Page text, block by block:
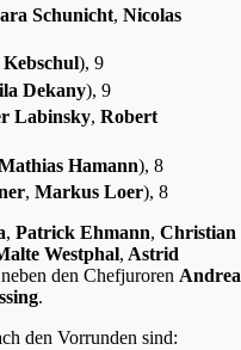
Schunicht, Nicolas
), 9
Dekany), 9
Labinsky, Robert
Hamann), 8
, Markus Loer), 8
, Patrick Ehmann, Christian
Westphal, Astrid
neben den Chefjuroren Andrea
.
den Vorrunden sind: